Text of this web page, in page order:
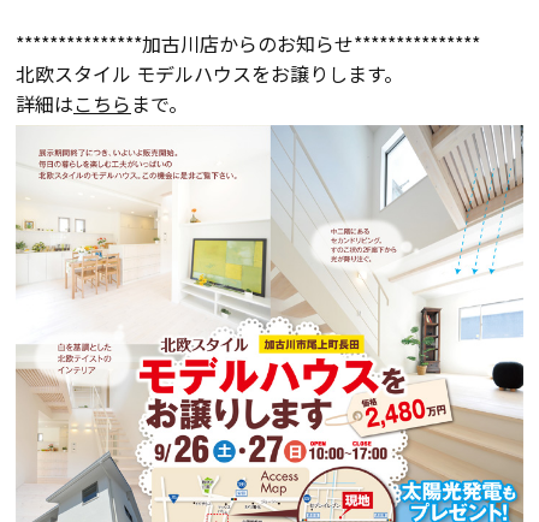
***************加古川店からのお知らせ***************
北欧スタイル モデルハウスをお譲りします。
詳細はこちら まで。